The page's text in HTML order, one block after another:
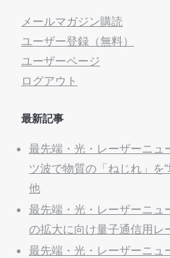
メールマガジン購読
ユーザー登録（無料）
ユーザーページ
ログアウト
最新記事
最先端・光・レーザーニュ
ツ波で物質の「ねじれ」を“
他
最先端・光・レーザーニュ
の拡大に向け量子通信用レ
最先端・光・レーザーニュ